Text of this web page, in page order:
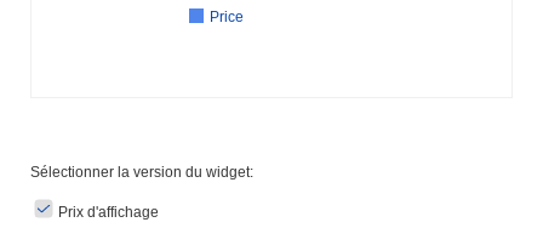
Price
Sélectionner la version du widget:
Prix ​​d'affichage